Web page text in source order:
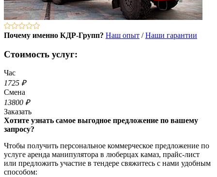
Почему именно КДР-Групп? Наш опыт /Наши гарантии
Стоимость услуг:
Час
1725 ₽
Смена
13800 ₽
Заказать
Хотите узнать самое выгодное предложение по вашему
запросу?
Чтобы получить персональное коммерческое предложение по
услуге аренда манипулятора в люберцах камаз, прайс-лист
или предложить участие в тендере свяжитесь с нами удобным
способом: